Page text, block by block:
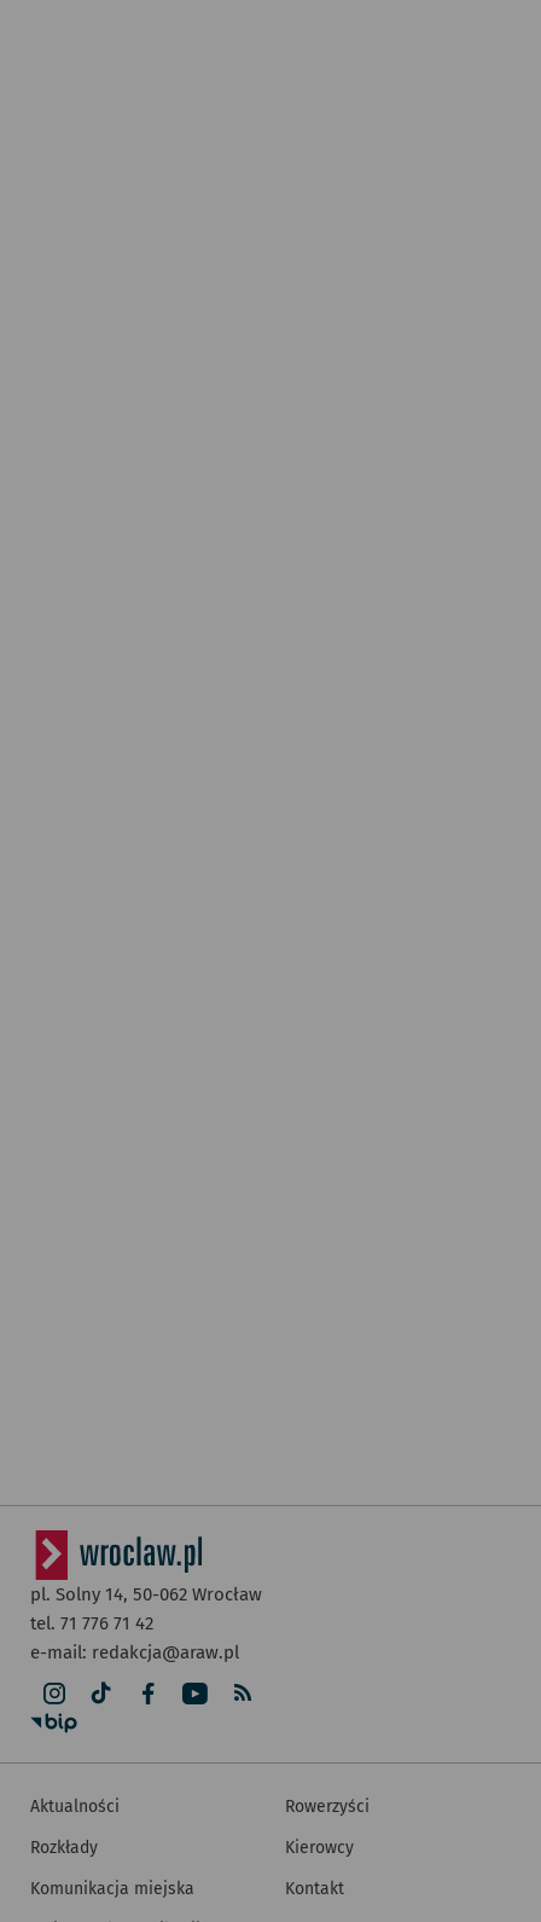
pl. Solny 14, 50-062 Wrocław
tel. 71 776 71 42
e-mail: redakcja@araw.pl
Aktualności
Rozkłady
Komunikacja miejska
Rowerzyści
Kierowcy
Kontakt